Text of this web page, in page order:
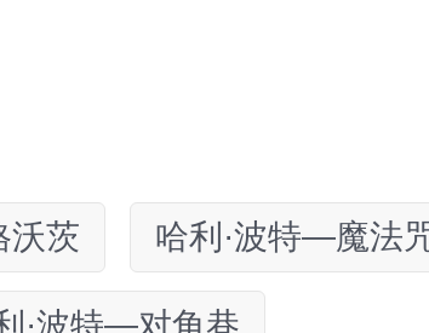
沃茨 哈利·波特—魔法
·波特—对角巷